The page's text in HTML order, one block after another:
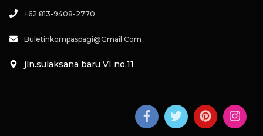
+62 813-9408-2770
Buletinkompaspagi@gmail.com
jln.sulaksana baru VI no.11